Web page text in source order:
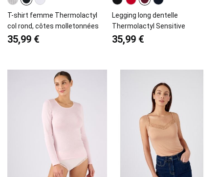
T-shirt femme Thermolactyl
col rond, côtes molletonnées
35,99 €
Legging long dentelle
Thermolactyl Sensitive
35,99 €